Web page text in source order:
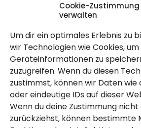
Cookie-Zustimmung
verwalten
Um dir ein optimales Erlebnis zu
wir Technologien wie Cookies, um
Geräteinformationen zu
zuzugreifen. Wenn du diesen
zustimmst, können wir Daten
oder eindeutige IDs auf dieser
Wenn du deine Zustimmung
zurückziehst, können bestimmte
Rechtlich
Impressum
Datenschutzerklärung
Cookie-Richtlinie (EU)